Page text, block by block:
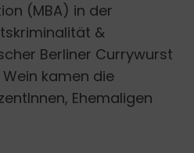
(MBA) in der
&
Berliner Currywurst
kamen die
Ehemaligen